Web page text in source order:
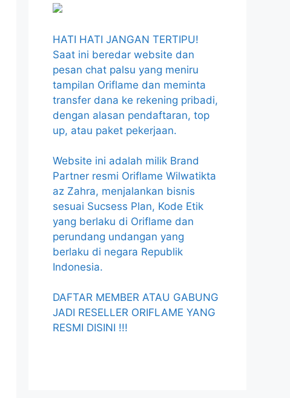
HATI HATI JANGAN TERTIPU!
Saat ini beredar website dan
pesan chat palsu yang meniru
tampilan Oriflame dan meminta
transfer dana ke rekening pribadi,
dengan alasan pendaftaran, top
up, atau paket pekerjaan.
Website ini adalah milik Brand
Partner resmi Oriflame Wilwatikta
az Zahra, menjalankan bisnis
sesuai Sucsess Plan, Kode Etik
yang berlaku di Oriflame dan
perundang undangan yang
berlaku di negara Republik
Indonesia.
DAFTAR MEMBER ATAU GABUNG
JADI RESELLER ORIFLAME YANG
RESMI DISINI !!!